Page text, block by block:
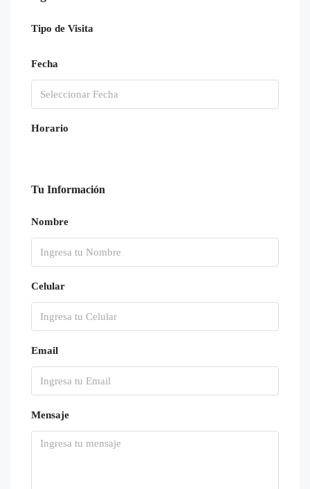
Tipo de Visita
Fecha
Horario
Tu Información
Nombre
Celular
Email
Mensaje